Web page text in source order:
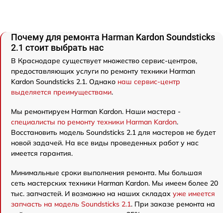
Почему для ремонта Harman Kardon Soundsticks
2.1 стоит выбрать нас
В Краснодаре существует множество сервис-центров,
предоставляющих услуги по ремонту техники Harman
Kardon Soundsticks 2.1. Однако наш сервис-центр
выделяется преимуществами.
Мы ремонтируем Harman Kardon. Наши мастера -
специалисты по ремонту техники Harman Kardon.
Восстановить модель Soundsticks 2.1 для мастеров не будет
новой задачей. На все виды проведенных работ у нас
имеется гарантия.
Минимальные сроки выполнения ремонта. Мы большая
сеть мастерских техники Harman Kardon. Мы имеем более 20
тыс. запчастей. И возможно на наших складах уже имеется
запчасть на модель Soundsticks 2.1. При заказе ремонта на